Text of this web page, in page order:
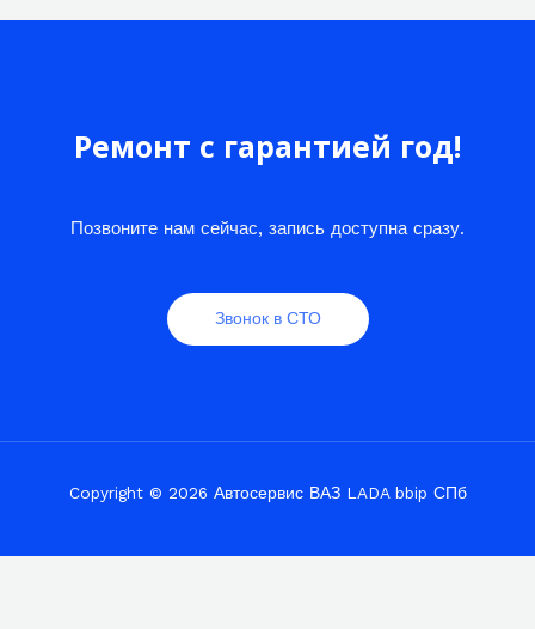
Ремонт с гарантией год!
Позвоните нам сейчас, запись доступна сразу.
Звонок в СТО
Copyright © 2026 Автосервис ВАЗ LADA bbip СПб